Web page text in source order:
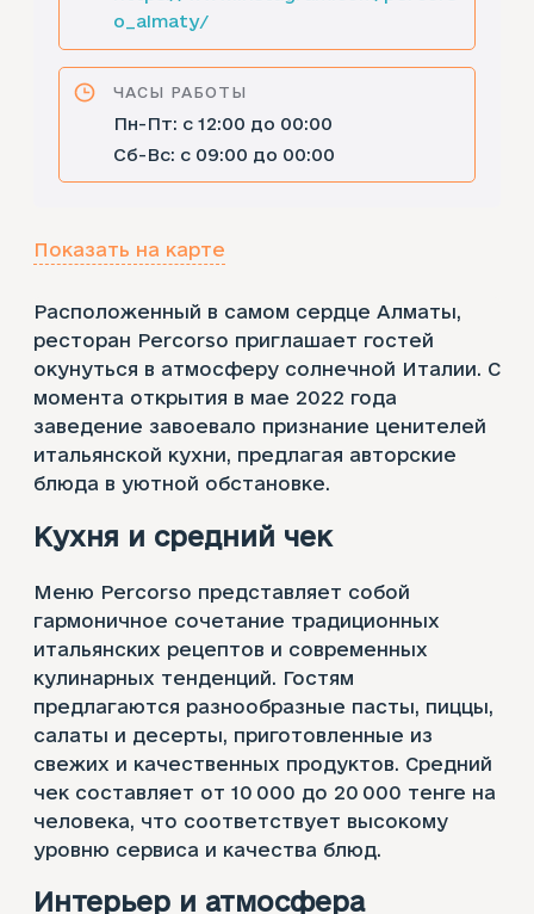
Расположенный в самом сердце Алматы,
ресторан Percorso приглашает гостей
окунуться в атмосферу солнечной Италии. С
момента открытия в мае 2022 года
заведение завоевало признание ценителей
итальянской кухни, предлагая авторские
блюда в уютной обстановке.
Кухня и средний чек
Меню Percorso представляет собой
гармоничное сочетание традиционных
итальянских рецептов и современных
кулинарных тенденций. Гостям
предлагаются разнообразные пасты, пиццы,
салаты и десерты, приготовленные из
свежих и качественных продуктов. Средний
чек составляет от 10 000 до 20 000 тенге на
человека, что соответствует высокому
уровню сервиса и качества блюд.
Интерьер и атмосфера
o_almaty/
ЧАСЫ РАБОТЫ
Пн-Пт: с 12:00 до 00:00
Сб-Вс: с 09:00 до 00:00
Показать на карте